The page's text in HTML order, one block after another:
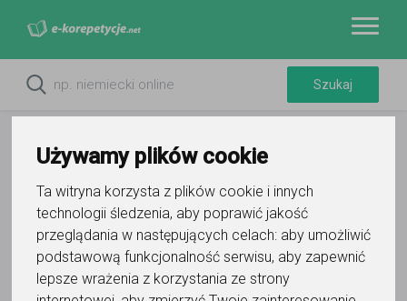
Używamy plików cookie
Ta witryna korzysta z plików cookie i innych
technologii śledzenia, aby poprawić jakość
przeglądania w następujących celach: aby umożliwić
podstawową funkcjonalność serwisu, aby zapewnić
lepsze wrażenia z korzystania ze strony
Do ulubionych
Oznacz wystąpienie kontaktu